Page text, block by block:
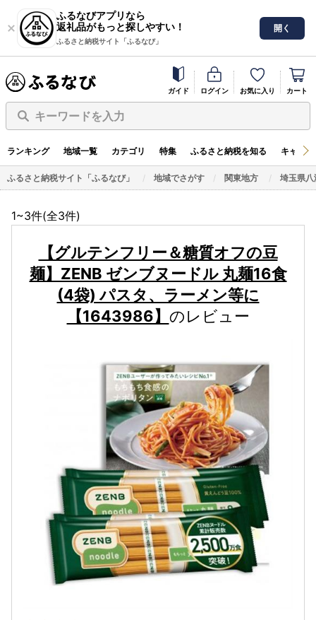
ふるなびアプリなら
返礼品がもっと探しやすい！
ふるさと納税サイト「ふるなび」
開く
ガイド ログイン お気に入り カート
キーワードを入力
ランキング 地域一覧 カテゴリ 特集 ふるさと納税を知る キャン
ふるさと納税サイト「ふるなび」 地域でさがす 関東地方 埼玉県八
1~3件(全3件)
【グルテンフリー＆糖質オフの豆
麺】ZENB ゼンブヌードル 丸麺16食
(4袋) パスタ、ラーメン等に
【1643986】 のレビュー